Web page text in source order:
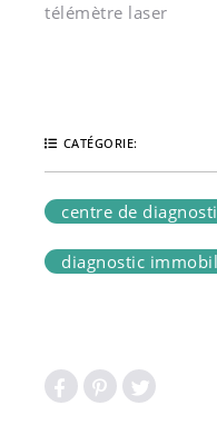
télémètre laser
CATÉGORIE:
centre de
diagnostic